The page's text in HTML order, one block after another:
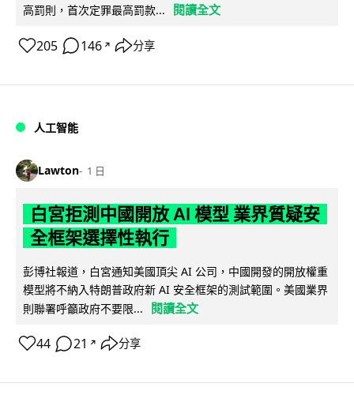
高罰則，首次定罪最高罰款...
閱讀全文
205 146 ↗ 分享
人工智能
Lawton 1 日
白宮拒測中國開放 AI 模型 業界質疑安
全框架選擇性執行
彭博社報道，白宮通知美國頂尖 AI 公司，中國開發的開放權重
模型將不納入特朗普政府新 AI 安全框架的測試範圍。美國業界
則聯署呼籲政府不要限...
閱讀全文
44 21 ↗ 分享